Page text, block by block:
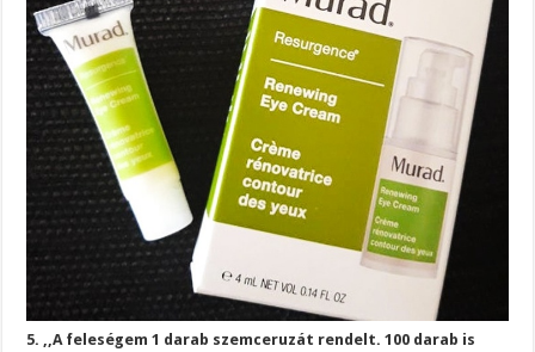
5. ,,A feleségem 1 darab szemceruzát rendelt. 100 darab is